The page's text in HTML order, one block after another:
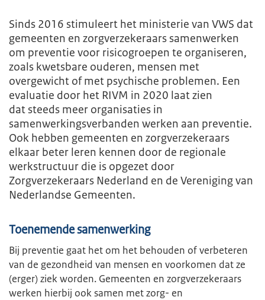
Sinds 2016 stimuleert het ministerie van VWS dat
gemeenten en zorgverzekeraars samenwerken
om preventie voor risicogroepen te organiseren,
zoals kwetsbare ouderen, mensen met
overgewicht of met psychische problemen. Een
evaluatie door het RIVM in 2020 laat zien
dat steeds meer organisaties in
samenwerkingsverbanden werken aan preventie.
Ook hebben gemeenten en zorgverzekeraars
elkaar beter leren kennen door de regionale
werkstructuur die is opgezet door
Zorgverzekeraars Nederland en de Vereniging van
Nederlandse Gemeenten.
Toenemende samenwerking
Bij preventie gaat het om het behouden of verbeteren
van de gezondheid van mensen en voorkomen dat ze
(erger) ziek worden. Gemeenten en zorgverzekeraars
werken hierbij ook samen met zorg- en